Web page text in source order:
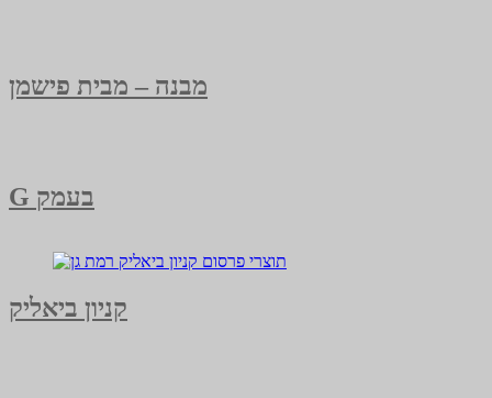
מבנה – מבית פישמן
G בעמק
קניון ביאליק